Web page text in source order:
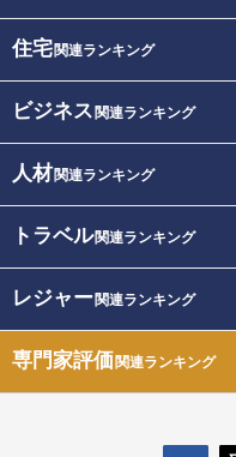
住宅関連ランキング
ビジネス 関連ランキング
人材関連ランキング
トラベル関連ランキング
レジャー関連ランキング
専門家評価関連ランキング